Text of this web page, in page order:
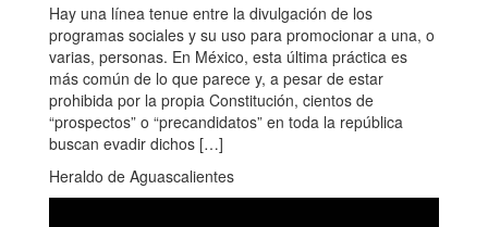
Hay una línea tenue entre la divulgación de los
programas sociales y su uso para promocionar a una, o
varias, personas. En México, esta última práctica es
más común de lo que parece y, a pesar de estar
prohibida por la propia Constitución, cientos de
“prospectos” o “precandidatos” en toda la república
buscan evadir dichos […]
Heraldo de Aguascalientes